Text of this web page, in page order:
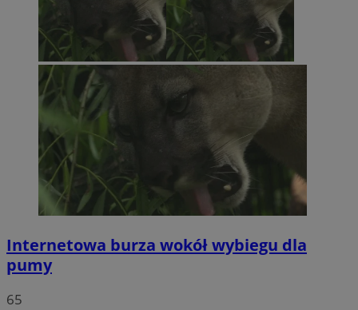
Internetowa burza wokół wybiegu dla
pumy
65